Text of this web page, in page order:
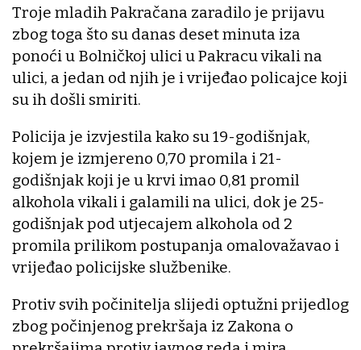
Troje mladih Pakračana zaradilo je prijavu
zbog toga što su danas deset minuta iza
ponoći u Bolničkoj ulici u Pakracu vikali na
ulici, a jedan od njih je i vrijeđao policajce koji
su ih došli smiriti.
Policija je izvjestila kako su 19-godišnjak,
kojem je izmjereno 0,70 promila i 21-
godišnjak koji je u krvi imao 0,81 promil
alkohola vikali i galamili na ulici, dok je 25-
godišnjak pod utjecajem alkohola od 2
promila prilikom postupanja omalovažavao i
vrijeđao policijske službenike.
Protiv svih počinitelja slijedi optužni prijedlog
zbog počinjenog prekršaja iz Zakona o